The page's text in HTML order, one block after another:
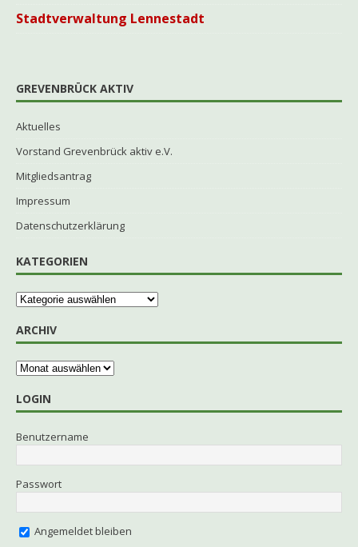
Stadtverwaltung Lennestadt
GREVENBRÜCK AKTIV
Aktuelles
Vorstand Grevenbrück aktiv e.V.
Mitgliedsantrag
Impressum
Datenschutzerklärung
KATEGORIEN
ARCHIV
LOGIN
Benutzername
Passwort
Angemeldet bleiben